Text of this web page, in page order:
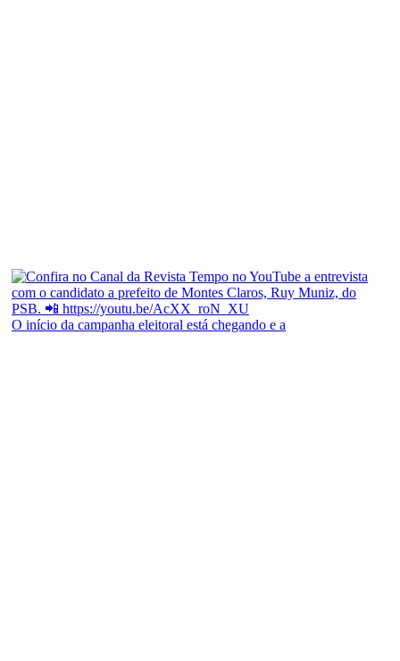
O início da campanha eleitoral está chegando e a